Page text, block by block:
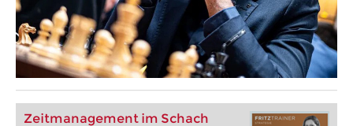
Zeitmanagement im Schach